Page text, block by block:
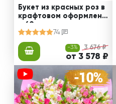
Букет из красных роз в
крафтовом оформлени
и 60 см
74
-3% 3 676 ₽
от 3 578 ₽